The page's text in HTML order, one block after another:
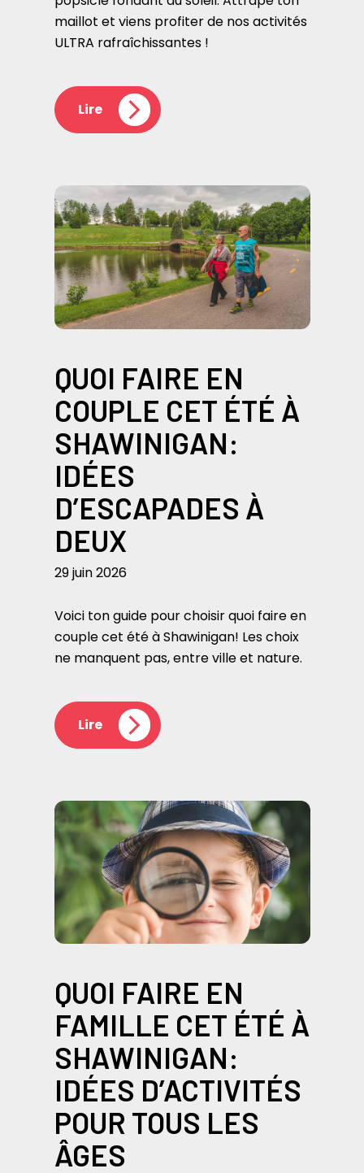
maillot et viens profiter de nos activités
ULTRA rafraîchissantes !
Lire
QUOI FAIRE EN
COUPLE CET ÉTÉ À
SHAWINIGAN:
IDÉES
D’ESCAPADES À
DEUX
29 juin 2026
Voici ton guide pour choisir quoi faire en
couple cet été à Shawinigan! Les choix
ne manquent pas, entre ville et nature.
Lire
QUOI FAIRE EN
FAMILLE CET ÉTÉ À
SHAWINIGAN:
IDÉES D’ACTIVITÉS
POUR TOUS LES
ÂGES